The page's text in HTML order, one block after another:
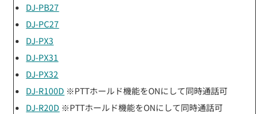
DJ-PB27
DJ-PC27
DJ-PX3
DJ-PX31
DJ-PX32
DJ-R100D ※PTTホールド機能をONにして同時通話可
DJ-R20D ※PTTホールド機能をONにして同時通話可